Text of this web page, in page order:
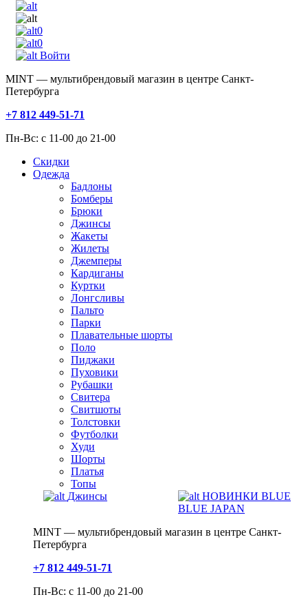
0
0
Войти
MINT — мультибрендовый магазин в центре Санкт-
Петербурга
+7 812 449-51-71
Пн-Вс: с 11-00 до 21-00
Скидки
Одежда
Бадлоны
Бомберы
Брюки
Джинсы
Жакеты
Жилеты
Джемперы
Кардиганы
Куртки
Лонгсливы
Пальто
Парки
Плавательные шорты
Поло
Пиджаки
Пуховики
Рубашки
Свитера
Свитшоты
Толстовки
Футболки
Худи
Шорты
Платья
Топы
Джинсы
НОВИНКИ BLUE
BLUE JAPAN
MINT — мультибрендовый магазин в центре Санкт-
Петербурга
+7 812 449-51-71
Пн-Вс: с 11-00 до 21-00